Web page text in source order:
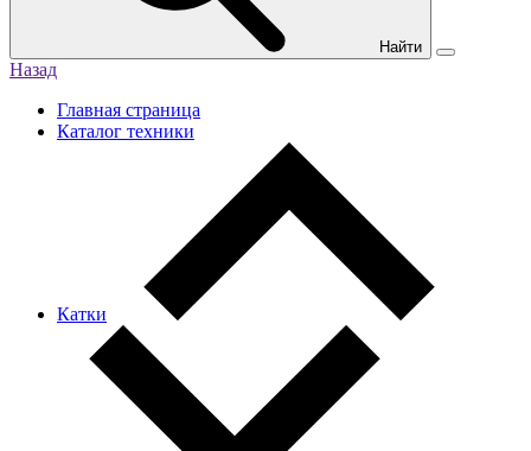
Найти
Назад
Главная страница
Каталог техники
Катки